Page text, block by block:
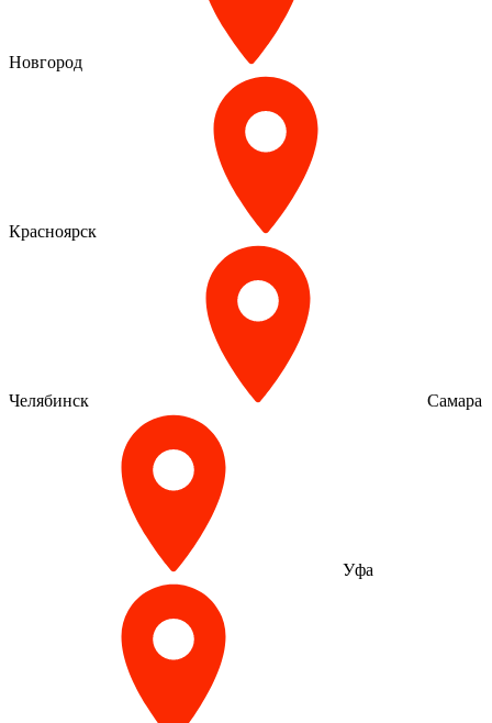
Новгород
Красноярск
Челябинск Самара
Уфа